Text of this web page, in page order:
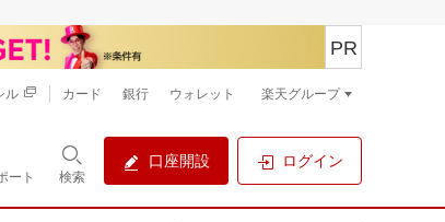
ート 検索
口座開設 ログイン
PR
ル カード 銀行 ウォレット 楽天グループ